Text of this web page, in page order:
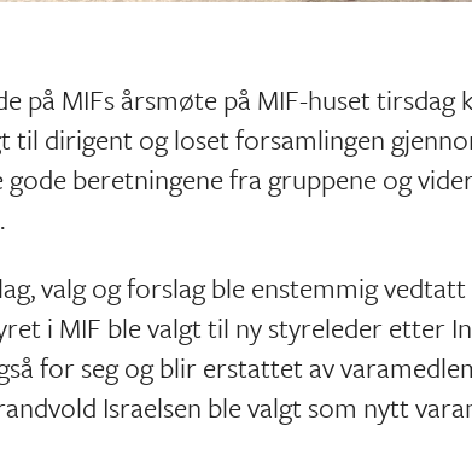
på MIFs årsmøte på MIF-huset tirsdag
til dirigent og loset forsamlingen
beretningene fra gruppene og
valg og forslag ble enstemmig
i MIF ble valgt til ny styreleder etter
for seg og blir erstattet av
Israelsen ble valgt som nytt